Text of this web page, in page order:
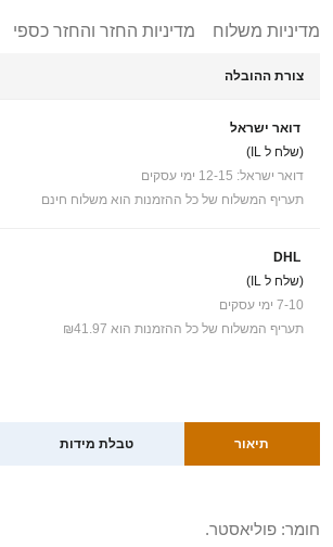
מדיניות משלוח מדיניות החזר והחזר כספי
צורת ההובלה
דואר ישראל
(שלח ל IL)
דואר ישראל: 12-15 ימי עסקים
תעריף המשלוח של כל ההזמנות הוא משלוח חינם
DHL
(שלח ל IL)
7-10 ימי עסקים
תעריף המשלוח של כל ההזמנות הוא ₪41.97
תיאור טבלת מידות
חומר: פוליאסטר.